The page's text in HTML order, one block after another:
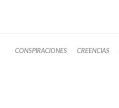
CONSPIRACIONES CREENCIAS